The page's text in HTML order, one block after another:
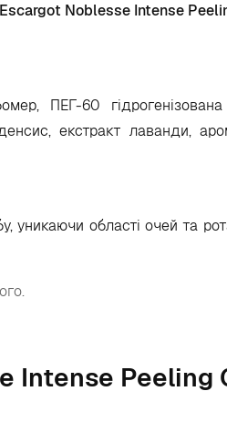
Noblesse Intense
ПЕГ-60
екстракт лаванди,
уникаючи області очей та
Intense Peeling